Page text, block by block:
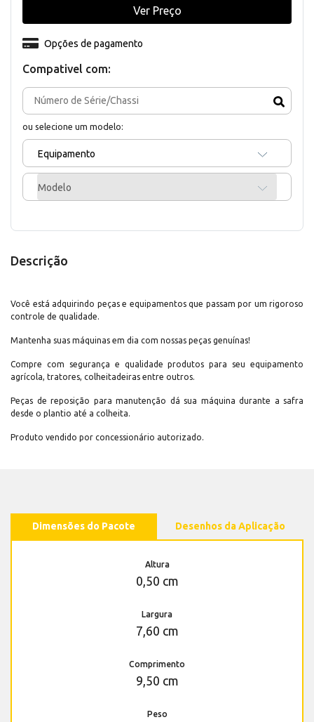
Compativel com:
ou selecione um modelo:
Equipamento
Modelo
Opções de pagamento
Ver Preço
Descrição
Você está adquirindo peças e equipamentos que passam por um rigoroso
controle de qualidade.
Mantenha suas máquinas em dia com nossas peças genuínas!
Compre com segurança e qualidade produtos para seu equipamento
agrícola, tratores, colheitadeiras entre outros.
Peças de reposição para manutenção dá sua máquina durante a safra
desde o plantio até a colheita.
Produto vendido por concessionário autorizado.
Dimensões do Pacote Desenhos da Aplicação
Altura
0,50 cm
Largura
7,60 cm
Comprimento
9,50 cm
Peso